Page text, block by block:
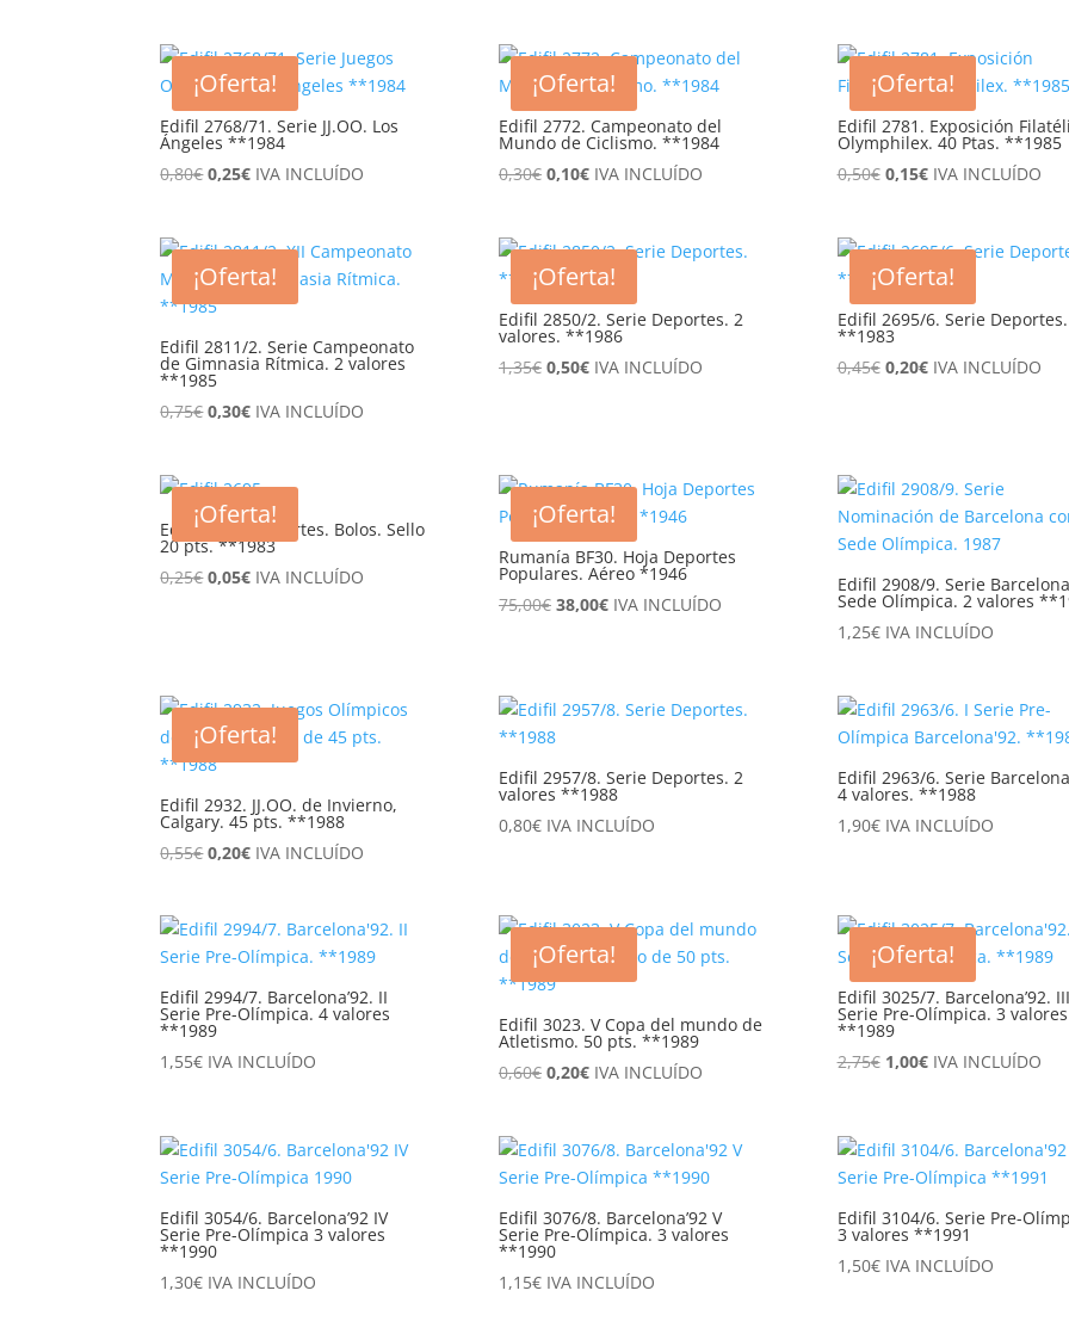
¡Oferta!
Edifil 2768/71. Serie JJ.OO. Los
Ángeles **1984
0,80€El
era:
0,80€.
0,25€El
es:
0,25€.
IVA INCLUÍDO
¡Oferta!
Edifil 2772. Campeonato del
Mundo de Ciclismo. **1984
0,30€ El
era:
0,30€.
0,10€El
es:
0,10€.
IVA INCLUÍDO
¡Oferta!
Edifil 2781. Exposición
Olymphilex. 40 Ptas. **1985
0,50€ El
era:
0,50€.
0,15€El
es:
0,15€.
IVA INCLUÍDO
¡Oferta!
Edifil 2811/2. Serie Campeonato
de Gimnasia Rítmica. 2 valores
**1985
0,75€El
era:
0,75€.
0,30€El
es:
0,30€.
IVA INCLUÍDO
¡Oferta!
Edifil 2850/2. Serie Deportes. 2
valores. **1986
1,35€ El
0,50€ElIVA INCLUÍDO
¡Oferta!
Edifil 2695/6. Serie Deportes.
**1983
0,45€ El
0,20€ElIVA INCLUÍDO
¡Oferta!
Edifil 2696. Deportes. Bolos. Sello
20 pts. **1983
0,25€El
0,05€ElIVA INCLUÍDO
¡Oferta!
Rumanía BF30. Hoja Deportes
Populares. Aéreo *1946
75,00€ El
75,00€.
38,00€El
38,00€.
IVA INCLUÍDO
Edifil 2908/9. Serie Barcelona
Sede Olímpica. 2 valores
1,25€ IVA INCLUÍDO
¡Oferta!
Edifil 2932. JJ.OO. de Invierno,
Calgary. 45 pts. **1988
0,55€El
era:
0,55€.
0,20€El
es:
0,20€.
IVA INCLUÍDO
Edifil 2957/8. Serie Deportes. 2
valores **1988
0,80€ IVA INCLUÍDO
Edifil 2963/6. Serie
4 valores. **1988
1,90€ IVA INCLUÍDO
Edifil 2994/7. Barcelona’92. II
Serie Pre-Olímpica. 4 valores
**1989
1,55€ IVA INCLUÍDO
¡Oferta!
Edifil 3023. V Copa del mundo de
Atletismo. 50 pts. **1989
0,60€ El
era:
0,60€.
0,20€El
es:
0,20€.
IVA INCLUÍDO
¡Oferta!
Edifil 3025/7. Barcelona’92. III
Serie Pre-Olímpica. 3 valores
**1989
2,75€ El
era:
2,75€.
1,00€El
es:
1,00€.
IVA INCLUÍDO
Edifil 3054/6. Barcelona’92 IV
Serie Pre-Olímpica 3 valores
**1990
1,30€ IVA INCLUÍDO
Edifil 3076/8. Barcelona’92 V
Serie Pre-Olímpica. 3 valores
**1990
1,15€ IVA INCLUÍDO
Edifil 3104/6. Serie Pre-
3 valores **1991
1,50€ IVA INCLUÍDO